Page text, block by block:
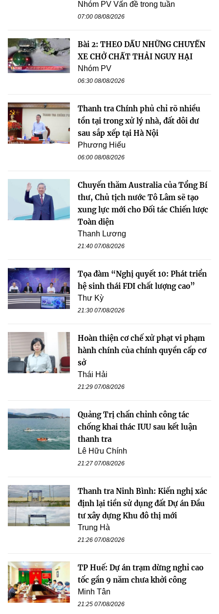
Nhóm PV Vấn đề trong tuần
07:00 08/08/2026
Bài 2: THEO DẤU NHỮNG CHUYẾN
XE CHỞ CHẤT THẢI NGUY HẠI
Nhóm PV
06:30 08/08/2026
Thanh tra Chính phủ chỉ rõ nhiều
tồn tại trong xử lý nhà, đất dôi dư
sau sắp xếp tại Hà Nội
Phương Hiếu
06:00 08/08/2026
Chuyến thăm Australia của Tổng Bí
thư, Chủ tịch nước Tô Lâm sẽ tạo
xung lực mới cho Đối tác Chiến lược
Toàn diện
Thanh Lương
21:40 07/08/2026
Tọa đàm “Nghị quyết 10: Phát triển
hệ sinh thái FDI chất lượng cao”
Thư Kỳ
21:30 07/08/2026
Hoàn thiện cơ chế xử phạt vi phạm
hành chính của chính quyền cấp cơ
sở
Thái Hải
21:29 07/08/2026
Quảng Trị chấn chỉnh công tác
chống khai thác IUU sau kết luận
thanh tra
Lê Hữu Chính
21:27 07/08/2026
Thanh tra Ninh Bình: Kiến nghị xác
định lại tiền sử dụng đất Dự án Đầu
tư xây dựng Khu đô thị mới
Trung Hà
21:26 07/08/2026
TP Huế: Dự án trạm dừng nghỉ cao
tốc gần 9 năm chưa khởi công
Minh Tân
21:25 07/08/2026